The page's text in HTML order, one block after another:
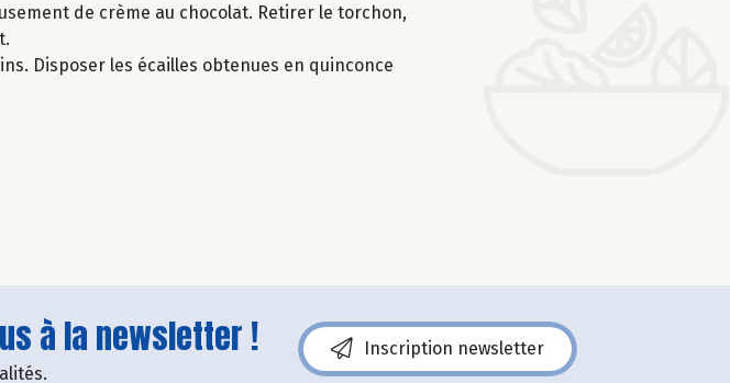
de crème au chocolat. Retirer le torchon,
Disposer les écailles obtenues en quinconce
à la newsletter ! Inscription newsletter